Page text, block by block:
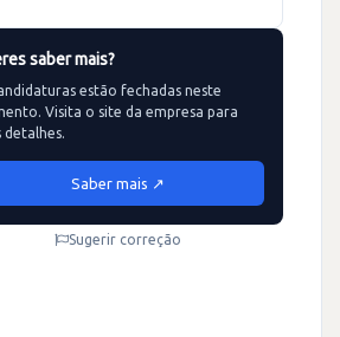
saber mais?
estão fechadas neste
Visita o site da empresa para
detalhes.
Saber mais ↗
Sugerir correção